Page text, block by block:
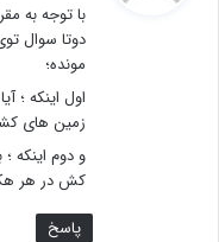
:
با توجه به
دوتا سوال
مونده؛
اول اینکه ؛
زمین های
و دوم اینکه
کش در هر
پاسخ